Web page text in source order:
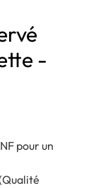
-
pour un